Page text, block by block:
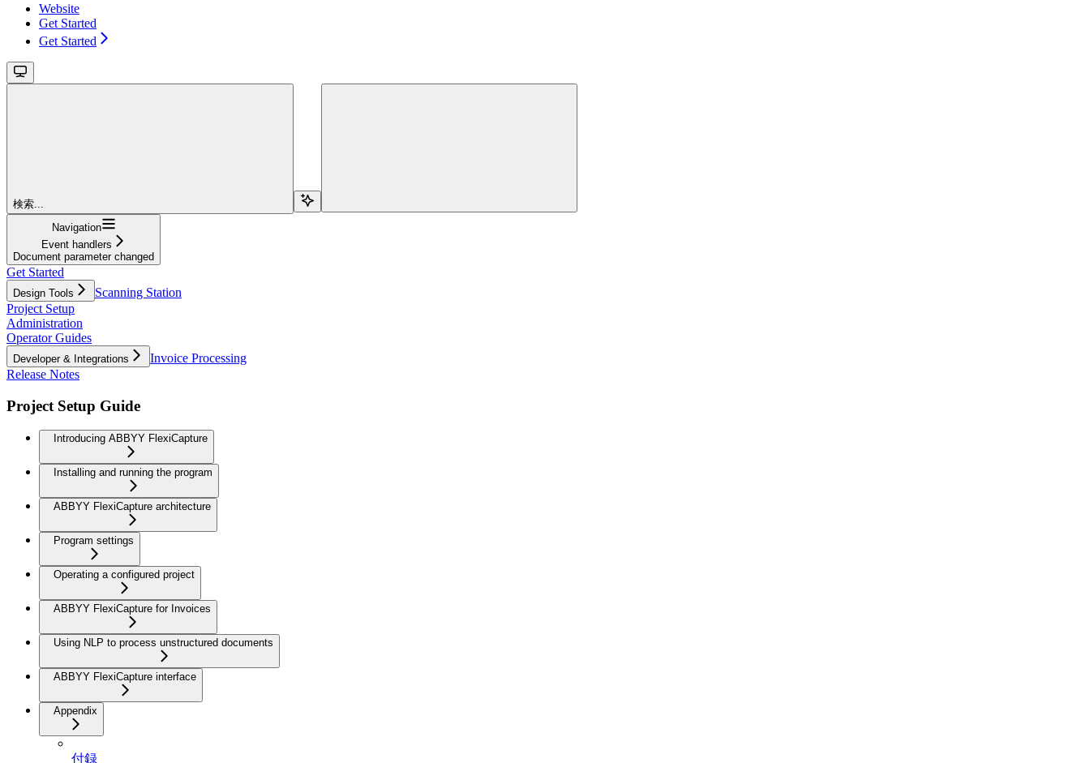
Website
Get Started
Get Started
検索...
Navigation
Event handlers
Document parameter changed
Get Started
Design Tools
Scanning Station
Project Setup
Administration
Operator Guides
Developer & Integrations
Invoice Processing
Release Notes
Project Setup Guide
Introducing ABBYY FlexiCapture
Installing and running the program
ABBYY FlexiCapture architecture
Program settings
Operating a configured project
ABBYY FlexiCapture for Invoices
Using NLP to process unstructured documents
ABBYY FlexiCapture interface
Appendix
付録